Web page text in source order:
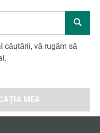
căutării, vă rugăm să
MEA